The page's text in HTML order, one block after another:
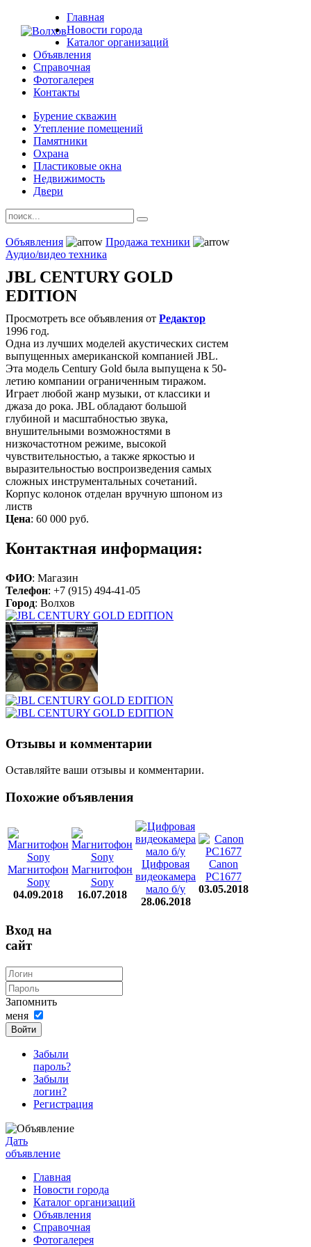
Главная
Новости города
Каталог организаций
Объявления
Справочная
Фотогалерея
Контакты
Бурение скважин
Утепление помещений
Памятники
Охрана
Пластиковые окна
Недвижимость
Двери
Объявления
Продажа техники
Аудио/видео техника
JBL CENTURY GOLD
EDITION
Просмотреть все объявления от Редактор
1996 год.
Одна из лучших моделей акустических систем
выпущенных американской компанией JBL.
Эта модель Century Gold была выпущена к 50-
летию компании ограниченным тиражом.
Играет любой жанр музыки, от классики и
джаза до рока. JBL обладают большой
глубиной и масштабностью звука,
внушительными возможностями в
низкочастотном режиме, высокой
чувствительностью, а также яркостью и
выразительностью воспроизведения самых
сложных инструментальных сочетаний.
Корпус колонок отделан вручную шпоном из
листв
Цена: 60 000 руб.
Контактная информация:
ФИО: Магазин
Телефон: +7 (915) 494-41-05
Город: Волхов
Отзывы и комментарии
Оставляйте ваши отзывы и комментарии.
Похожие объявления
Магнитофон
Sony
04.09.2018
Магнитофон
Sony
16.07.2018
Цифровая
видеокамера
мало б/у
28.06.2018
Canon
PC1677
03.05.2018
Вход на
сайт
Запомнить
меня
Войти
Забыли
пароль?
Забыли
логин?
Регистрация
Дать
объявление
Главная
Новости города
Каталог организаций
Объявления
Справочная
Фотогалерея